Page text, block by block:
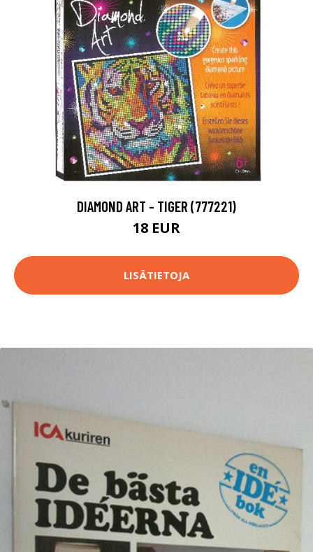
DIAMOND ART - TIGER (777221)
18 EUR
LISÄTIETOJA